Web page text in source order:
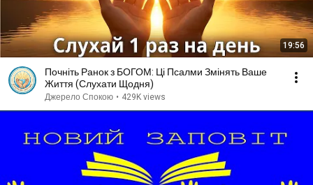
19:56
Почніть Ранок з БОГОМ: Ці Псалми Змінять Ваше
Життя (Слухати Щодня)
Джерело Спокою • 429K views